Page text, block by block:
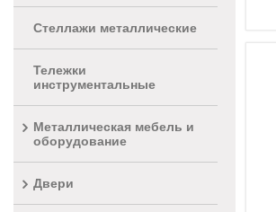
Стеллажи металлические
Тележки
инструментальные
Металлическая мебель и
оборудование
Двери